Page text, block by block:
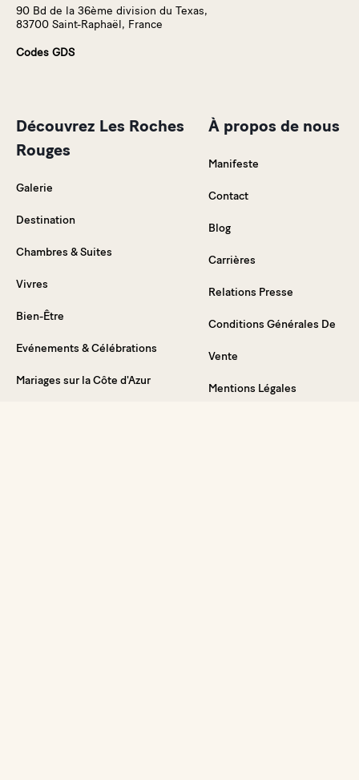
90 Bd de la 36ème division du Texas,
83700 Saint-Raphaël, France
Codes GDS
Découvrez Les Roches
Rouges
Galerie
Destination
Chambres & Suites
Vivres
Bien-Être
Evénements & Célébrations
Mariages sur la Côte d'Azur
À propos de nous
Manifeste
Contact
Blog
Carrières
Relations Presse
Conditions Générales De
Vente
Mentions Légales